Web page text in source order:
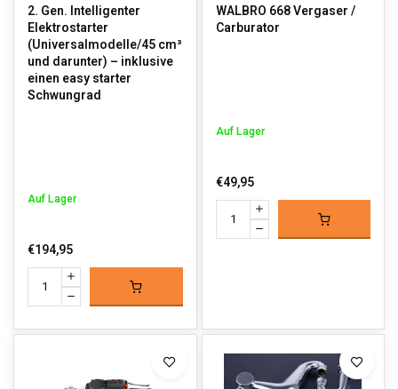
2. Gen. Intelligenter
Elektrostarter
(Universalmodelle/45 cm³
und darunter) – inklusive
einen easy starter
Schwungrad
Auf Lager
€194,95
WALBRO 668 Vergaser /
Carburator
Auf Lager
€49,95